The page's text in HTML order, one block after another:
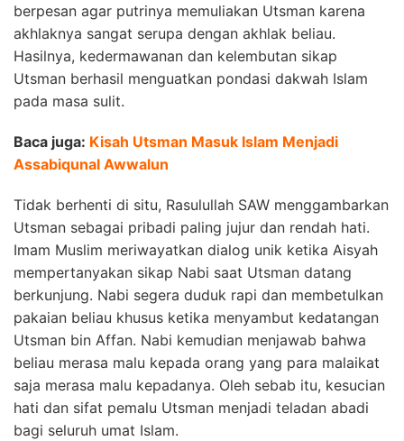
berpesan agar putrinya memuliakan Utsman karena
akhlaknya sangat serupa dengan akhlak beliau.
Hasilnya, kedermawanan dan kelembutan sikap
Utsman berhasil menguatkan pondasi dakwah Islam
pada masa sulit.
Baca juga: Kisah Utsman Masuk Islam Menjadi
Assabiqunal Awwalun
Tidak berhenti di situ, Rasulullah SAW menggambarkan
Utsman sebagai pribadi paling jujur dan rendah hati.
Imam Muslim meriwayatkan dialog unik ketika Aisyah
mempertanyakan sikap Nabi saat Utsman datang
berkunjung. Nabi segera duduk rapi dan membetulkan
pakaian beliau khusus ketika menyambut kedatangan
Utsman bin Affan. Nabi kemudian menjawab bahwa
beliau merasa malu kepada orang yang para malaikat
saja merasa malu kepadanya. Oleh sebab itu, kesucian
hati dan sifat pemalu Utsman menjadi teladan abadi
bagi seluruh umat Islam.